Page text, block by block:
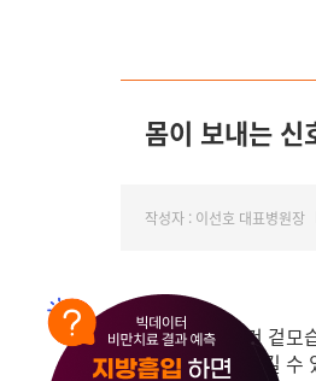
몸이 보내는
작성자 : 이선호 대표병원장
몸이 살찌는 건 겉모
에 문제를 일으킬 수